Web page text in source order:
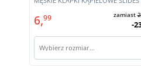
6,99 zamiast
-
Wybierz rozmiar…